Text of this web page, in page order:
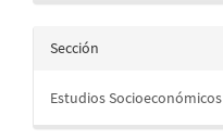
Sección
Estudios Socioeconómicos